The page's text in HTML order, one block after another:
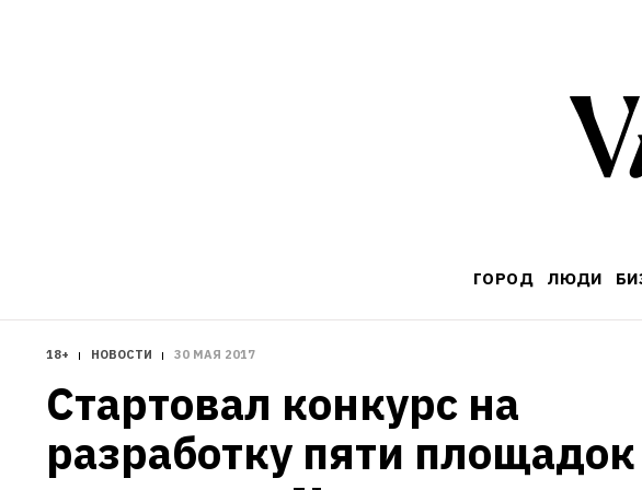
ГОРОД ЛЮДИ
18+ НОВОСТИ 30 МАЯ 2017
Стартовал конкурс на
разработку пяти площадок